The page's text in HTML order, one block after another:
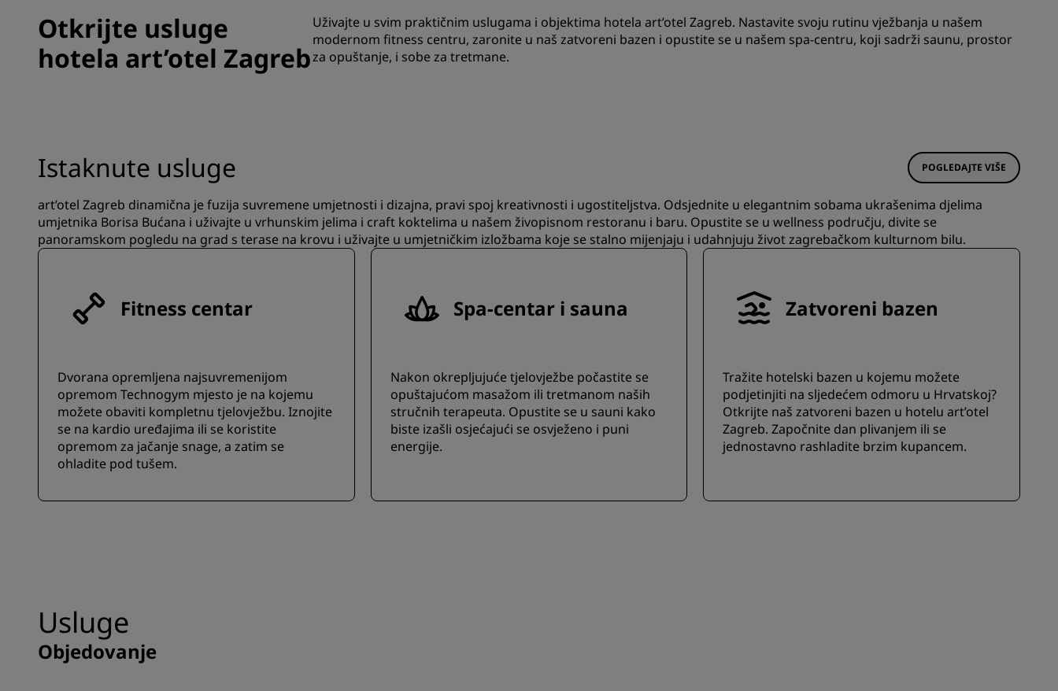
Aplikacija Radisson Hotels
Kako zaraditi bodove
Bookers and Planners
Otkrijte usluge
hotela art’otel Zagreb
Uživajte u svim praktičnim uslugama i objektima hotela art’otel Zagreb. Nastavite svoju rutinu vježbanja u našem
modernom fitness centru, zaronite u naš zatvoreni bazen i opustite se u našem spa-centru, koji sadrži saunu, prostor
za opuštanje, i sobe za tretmane.
Istaknute usluge POGLEDAJTE VIŠE
art’otel Zagreb dinamična je fuzija suvremene umjetnosti i dizajna, pravi spoj kreativnosti i ugostiteljstva. Odsjednite u elegantnim sobama ukrašenima djelima
umjetnika Borisa Bućana i uživajte u vrhunskim jelima i craft koktelima u našem živopisnom restoranu i baru. Opustite se u wellness području, divite se
panoramskom pogledu na grad s terase na krovu i uživajte u umjetničkim izložbama koje se stalno mijenjaju i udahnjuju život zagrebačkom kulturnom bilu.
Fitness centar
Dvorana opremljena najsuvremenijom
opremom Technogym mjesto je na kojemu
možete obaviti kompletnu tjelovježbu. Iznojite
se na kardio uređajima ili se koristite
opremom za jačanje snage, a zatim se
ohladite pod tušem.
Spa-centar i sauna
Nakon okrepljujuće tjelovježbe počastite se
opuštajućom masažom ili tretmanom naših
stručnih terapeuta. Opustite se u sauni kako
biste izašli osjećajući se osvježeno i puni
energije.
Zatvoreni bazen
Tražite hotelski bazen u kojemu možete
podjetinjiti na sljedećem odmoru u Hrvatskoj?
Otkrijte naš zatvoreni bazen u hotelu art’otel
Zagreb. Započnite dan plivanjem ili se
jednostavno rashladite brzim kupancem.
Usluge
Objedovanje